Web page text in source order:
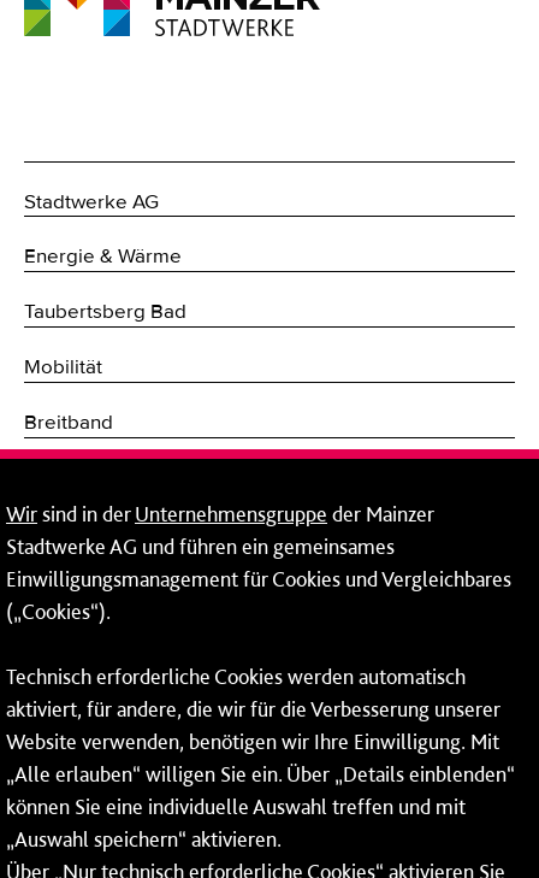
Stadtwerke AG
Energie & Wärme
Taubertsberg Bad
Mobilität
Breitband
Mainzer Stadtwerke Energie und Service GmbH
Rheinallee 41
55118 Mainz
Tel.:06131 - 12 90 90
Fax: 06131 - 12 9 90 90
So erreichen Sie uns
Montag bis Donnerstag: 08:00–17:00 Uhr
Freitag: 08:00–15:00 Uhr
Wirsind in derUnternehmensgruppe der Mainzer
Stadtwerke AG und führen ein gemeinsames
Einwilligungsmanagement für Cookies und Vergleichbares
(„Cookies“).
Technisch erforderliche Cookies werden automatisch
aktiviert, für andere, die wir für die Verbesserung unserer
Website verwenden, benötigen wir Ihre Einwilligung. Mit
„Alle erlauben“ willigen Sie ein. Über „Details einblenden“
können Sie eine individuelle Auswahl treffen und mit
„Auswahl speichern“ aktivieren.
Über „Nur technisch erforderliche Cookies“ aktivieren Sie